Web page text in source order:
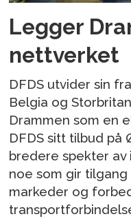
Legger
nettverket
DFDS utvider sin
Belgia og
Drammen som en
DFDS sitt tilbud
bredere spekter av
noe som gir
markeder og